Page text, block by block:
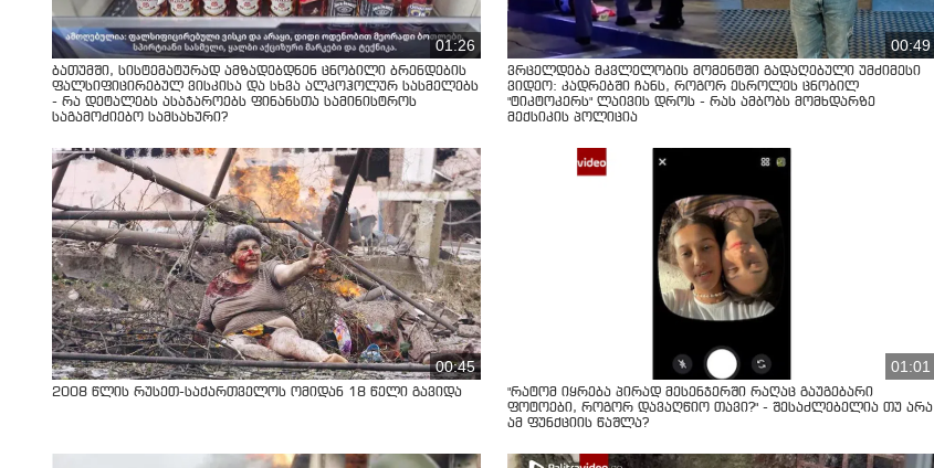
01:26
ბათუმში, სისტემატურად ამზადებდნენ ცნობილი ბრენდების
ფალსიფიცირებულ ვისკისა და სხვა ალკოჰოლურ სასმელებს
- რა დეტალებს ასაჯაროებს ფინანსთა სამინისტროს
საგამოძიებო სამსახური?
00:49
ვრცელდება მკვლელობის მომენტში გადაღებული უმძიმესი
ვიდეო: კადრებში ჩანს, როგორ ესროლეს ცნობილ
"ტიკტოკერს" ლაივის დროს - რას ამბობს მომხდარზე
მექსიკის პოლიცია
00:45
2008 წლის რუსეთ-საქართველოს ომიდან 18 წელი გავიდა
01:01
"რატომ იყრება პირად მესენჯერში რაღაც გაუგებარი
ფოტოები, როგორ დავაღწიო თავი?" - შესაძლებელია თუ არა
ამ ფუნქციის წაშლა?